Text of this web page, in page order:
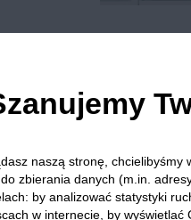
Pochwal się
się opinią i
Blendery Mango
naszą stronę, chcielibyśmy
zbierania danych (m.in.
by analizować statystyki
w internecie, by